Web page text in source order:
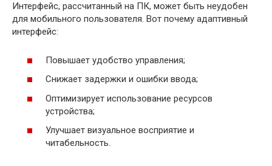
Интерфейс, рассчитанный на ПК, может быть неудобен
для мобильного пользователя. Вот почему адаптивный
интерфейс:
Повышает удобство управления;
Снижает задержки и ошибки ввода;
Оптимизирует использование ресурсов
устройства;
Улучшает визуальное восприятие и
читабельность.